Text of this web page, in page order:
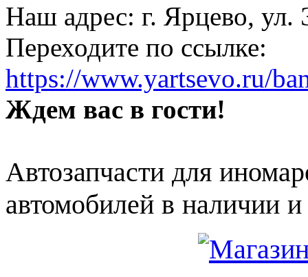
Наш адрес: г. Ярцево, ул.
Переходите по ссылке:
https://www.yartsevo.ru/
Ждем вас в гости!
Автозапчасти для
автомобилей в наличии и